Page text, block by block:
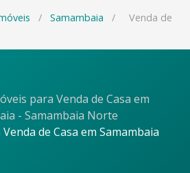
/ Samambaia /
Venda de
para Venda de Casa em
- Samambaia Norte
de Casa em Samambaia